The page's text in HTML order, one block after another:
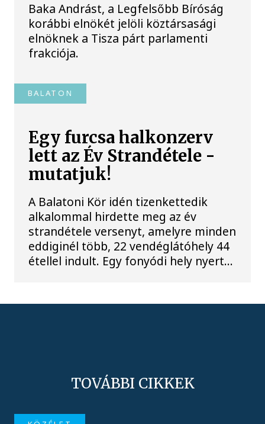
Baka Andrást, a Legfelsőbb Bíróság
korábbi elnökét jelöli köztársasági
elnöknek a Tisza párt parlamenti
frakciója.
BALATON
Egy furcsa halkonzerv
lett az Év Strandétele -
mutatjuk!
A Balatoni Kör idén tizenkettedik
alkalommal hirdette meg az év
strandétele versenyt, amelyre minden
eddiginél több, 22 vendéglátóhely 44
étellel indult. Egy fonyódi hely nyert...
TOVÁBBI CIKKEK